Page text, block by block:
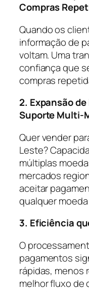
Compras
Quando os
informação de
voltam. Uma
confiança que
compras
2. Expansão
Suporte Multi-
Quer vender
Leste?
múltiplas
mercados
aceitar
qualquer
3. Eficiência
O
pagamentos
rápidas, menos
melhor fluxo de